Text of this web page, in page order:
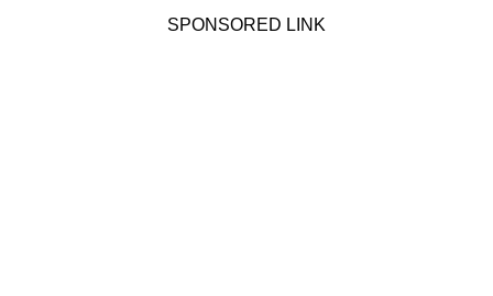
SPONSORED LINK